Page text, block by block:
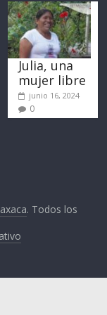
Julia, una
mujer libre
junio 16, 2024
0
. Todos los